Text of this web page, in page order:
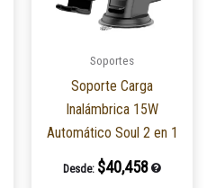
Soportes
Soporte Carga
Inalámbrica 15W
Automático Soul 2 en 1
Desde: $40,458